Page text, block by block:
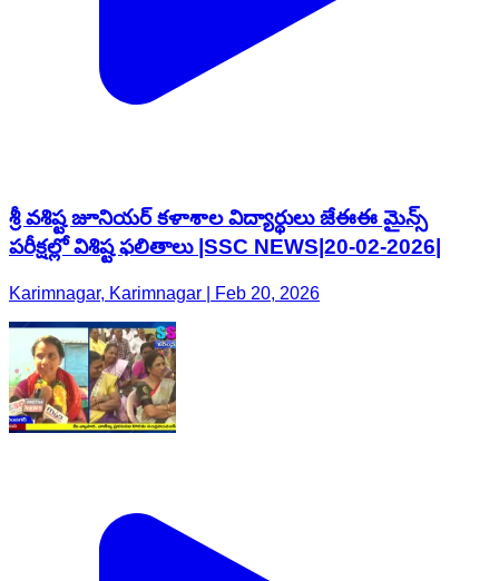
శ్రీ వశిష్ట జూనియర్ కళాశాల విద్యార్థులు జేఈఈ మైన్స్
పరీక్షల్లో విశిష్ట ఫలితాలు |SSC NEWS|20-02-2026|
Karimnagar, Karimnagar | Feb 20, 2026